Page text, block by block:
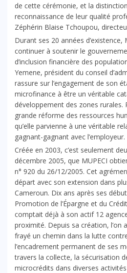
de cette cérémonie, et la
reconnaissance de leur qualité
Zéphérin Blaise Tchoupou,
Durant ses 20 années d’existence,
continuer à soutenir le
d’inclusion financière des
Yemene, président du conseil
rassure sur l’engagement de son
microfinance à être un véritable
développement des zones rurales.
grande réforme des ressources
qu’elle parvienne à une véritable
gagnant-gagnant avec l’employeur.
Créée en 2003, c’est seulement
décembre 2005, que MUPECI
n° 920 du 26/12/2005. Cet
départ avec son extension dans
Cameroun. Dix ans après ses
Promotion de l’Épargne et du
comptait déjà à son actif 12
proximité. Depuis sa création, l’on
frayé un chemin dans la lutte
l’encadrement permanent de ses
travers la collecte, la sécurisation
microcrédits dans diverses